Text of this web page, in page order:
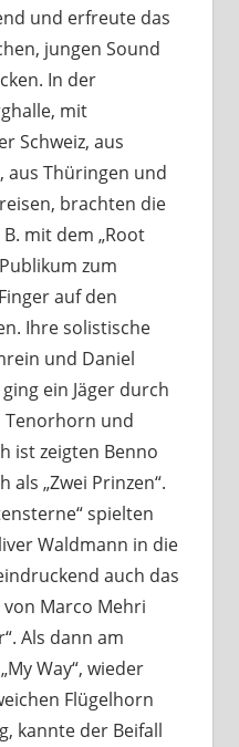
und erfreute das
jungen Sound
In der
mit
Schweiz, aus
aus Thüringen und
brachten die
mit dem „Root
zum
auf den
Ihre solistische
und Daniel
ein Jäger durch
Tenorhorn und
ist zeigten Benno
als „Zwei Prinzen“.
spielten
Waldmann in die
auch das
Marco Mehri
Als dann am
Way“, wieder
Flügelhorn
kannte der Beifall